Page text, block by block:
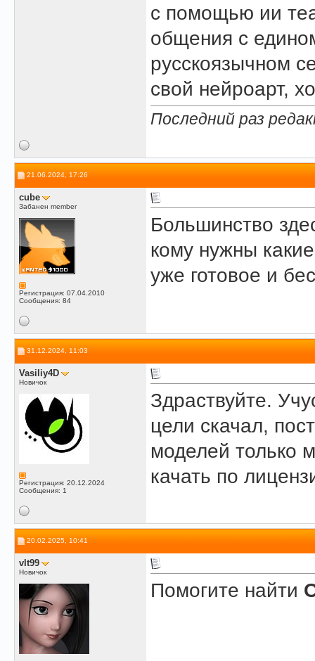
с помощью ии
общения с
русскоязычном
свой нейроарт,
Последний раз
21.06.2024, 17:26
cube
Забанен member
Регистрация: 07.04.2010
Сообщения: 84
Большинство
кому нужны
уже готовое и
31.12.2024, 11:03
Vasiliy4D
Новичок
Регистрация: 20.12.2024
Сообщения: 1
Здраствуйте.
цели скачал,
моделей только
качать по
20.02.2025, 10:41
vlt99
Новичок
Помогите найти